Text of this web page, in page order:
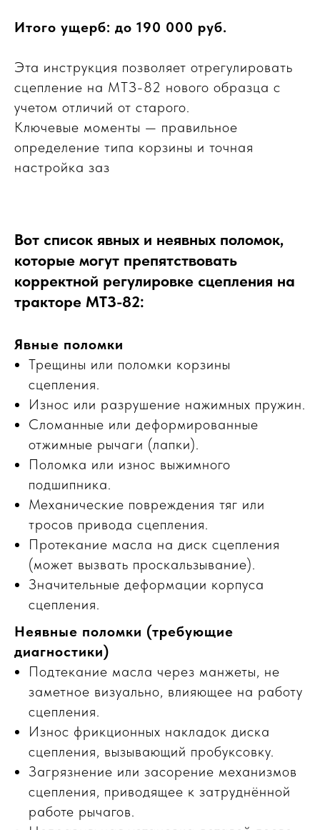
Итого ущерб: до 190 000 руб.
Эта инструкция позволяет отрегулировать
сцепление на МТЗ-82 нового образца с
учетом отличий от старого.
Ключевые моменты — правильное
определение типа корзины и точная
настройка заз
Вот список явных и неявных поломок,
которые могут препятствовать
корректной регулировке сцепления на
тракторе МТЗ-82:
Явные поломки
Трещины или поломки корзины
сцепления.
Износ или разрушение нажимных пружин.
Сломанные или деформированные
отжимные рычаги (лапки).
Поломка или износ выжимного
подшипника.
Механические повреждения тяг или
тросов привода сцепления.
Протекание масла на диск сцепления
(может вызвать проскальзывание).
Значительные деформации корпуса
сцепления.
Неявные поломки (требующие
диагностики)
Подтекание масла через манжеты, не
заметное визуально, влияющее на работу
сцепления.
Износ фрикционных накладок диска
сцепления, вызывающий пробуксовку.
Загрязнение или засорение механизмов
сцепления, приводящее к затруднённой
работе рычагов.